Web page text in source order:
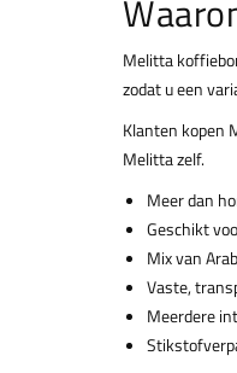
Melitta
zodat u een
Klanten kopen
Melitta zelf.
Meer dan
Geschikt
Mix van
Vaste,
Meerdere